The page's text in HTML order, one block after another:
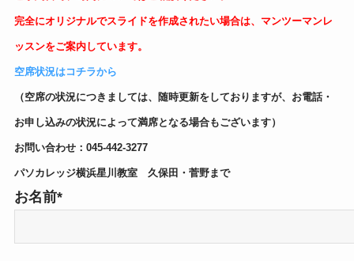
完全にオリジナルでスライドを作成されたい場合は、マンツーマンレ
ッスンをご案内しています。
空席状況はコチラから
（空席の状況につきましては、随時更新をしておりますが、お電話・
お申し込みの状況によって満席となる場合もございます）
お問い合わせ：045-442-3277
パソカレッジ横浜星川教室 久保田・菅野まで
お名前*